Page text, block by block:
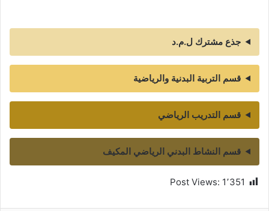
جذع مشترك ل.م.د
قسم التربية البدنية والرياضية
قسم التدريب الرياضي
قسم النشاط البدني الرياضي المكيف
Post Views: 1٬351